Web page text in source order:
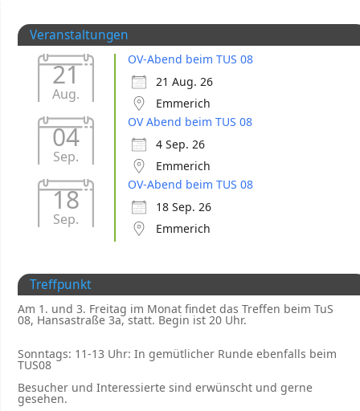
Veranstaltungen
21
Aug.
OV-Abend beim TUS 08
21 Aug. 26
Emmerich
04
Sep.
OV Abend beim TUS 08
4 Sep. 26
Emmerich
18
Sep.
OV-Abend beim TUS 08
18 Sep. 26
Emmerich
Treffpunkt
Am 1. und 3. Freitag im Monat findet das Treffen beim TuS
08, Hansastraße 3a, statt. Begin ist 20 Uhr.
Sonntags: 11-13 Uhr: In gemütlicher Runde ebenfalls beim
TUS08
Besucher und Interessierte sind erwünscht und gerne
gesehen.